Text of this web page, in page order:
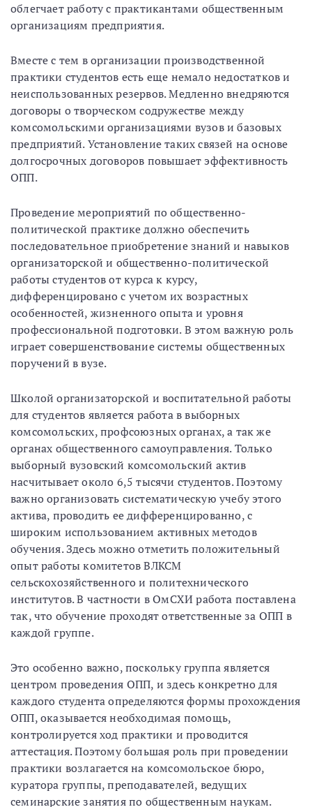
облегчает работу с практикантами общественным
организациям предприятия.
Вместе с тем в организации производственной
практики студентов есть еще немало недостатков и
неиспользованных резервов. Медленно внедряются
договоры о творческом содружестве между
комсомольскими организациями вузов и базовых
предприятий. Установление таких связей на основе
долгосрочных договоров повышает эффективность
ОПП.
Проведение мероприятий по общественно-
политической практике должно обеспечить
последовательное приобретение знаний и навыков
организаторской и общественно-политической
работы студентов от курса к курсу,
дифференцировано с учетом их возрастных
особенностей, жизненного опыта и уровня
профессиональной подготовки. В этом важную роль
играет совершенствование системы общественных
поручений в вузе.
Школой организаторской и воспитательной работы
для студентов является работа в выборных
комсомольских, профсоюзных органах, а так же
органах общественного самоуправления. Только
выборный вузовский комсомольский актив
насчитывает около 6,5 тысячи студентов. Поэтому
важно организовать систематическую учебу этого
актива, проводить ее дифференцированно, с
широким использованием активных методов
обучения. Здесь можно отметить положительный
опыт работы комитетов ВЛКСМ
сельскохозяйственного и политехнического
институтов. В частности в ОмСХИ работа поставлена
так, что обучение проходят ответственные за ОПП в
каждой группе.
Это особенно важно, поскольку группа является
центром проведения ОПП, и здесь конкретно для
каждого студента определяются формы прохождения
ОПП, оказывается необходимая помощь,
контролируется ход практики и проводится
аттестация. Поэтому большая роль при проведении
практики возлагается на комсомольское бюро,
куратора группы, преподавателей, ведущих
семинарские занятия по общественным наукам.